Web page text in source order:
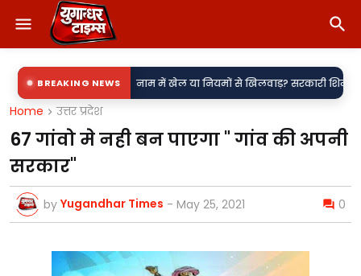
BREAKING NEWS
उपकेंद्र?• नाम में खेल या नियमों से खिलवाड़? सरकारी शिलापट्टों पर 'किरन'
Home उत्तर प्रदेश
67 गांवो मे नही बन पाएगा " गांव की अपनी
सरकार"
by Yugandhar Times - May 25, 2021 0